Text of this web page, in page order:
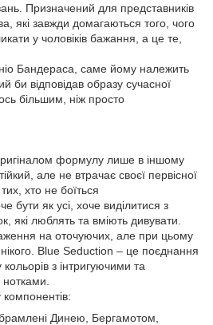
Призначений для представників
які завжди домагаються того, чого
у чоловіків бажання, а це те,
Бандераса, саме йому належить
би відповідав образу сучасної
більшим, ніж просто
формулу лише в іншому
але не втрачає своєї первісної
хто не боїться
бути як усі, хоче виділитися з
які люблять та вміють дивувати.
на оточуючих, але при цьому
Blue Seduction – це поєднання
з інтригуючими та
Динею, Бергамотом,